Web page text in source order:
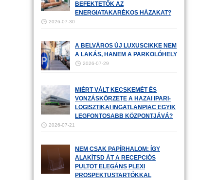
BEFEKTETŐK AZ
ENERGIATAKARÉKOS HÁZAKAT?
2026-07-30
A BELVÁROS ÚJ LUXUSCIKKE NEM
A LAKÁS, HANEM A PARKOLÓHELY
2026-07-29
MIÉRT VÁLT KECSKEMÉT ÉS
VONZÁSKÖRZETE A HAZAI IPARI-
LOGISZTIKAI INGATLANPIAC EGYIK
LEGFONTOSABB KÖZPONTJÁVÁ?
2026-07-21
NEM CSAK PAPÍRHALOM: ÍGY
ALAKÍTSD ÁT A RECEPCIÓS
PULTOT ELEGÁNS PLEXI
PROSPEKTUSTARTÓKKAL